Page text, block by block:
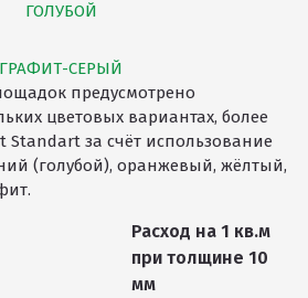
ГОЛУБОЙ
ГРАФИТ-СЕРЫЙ
предусмотрено
цветовых вариантах, более
Standart за счёт использование
(голубой), оранжевый, жёлтый,
Расход на 1 кв.м
при толщине 10
мм